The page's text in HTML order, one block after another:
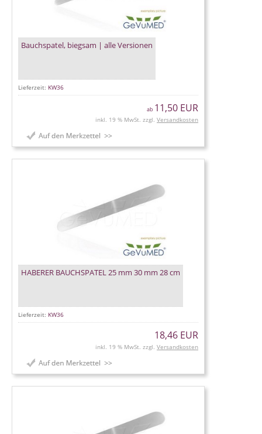
Bauchspatel, biegsam | alle Versionen
Lieferzeit: KW36
ab 11,50 EUR
inkl. 19 % MwSt. zzgl. Versandkosten
HABERER BAUCHSPATEL 25 mm 30 mm 28 cm
Lieferzeit: KW36
18,46 EUR
inkl. 19 % MwSt. zzgl. Versandkosten